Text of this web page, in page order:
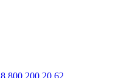
8 800 200 20 62